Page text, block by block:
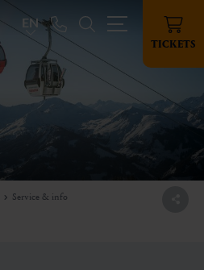
TICKETS
EN
Service & info